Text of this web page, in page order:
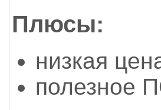
Плюсы:
низкая
полезное